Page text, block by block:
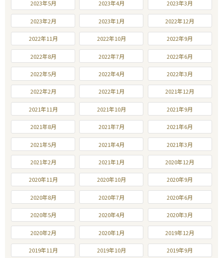
2023年5月 2023年4月 2023年3月
2023年2月 2023年1月 2022年12月
2022年11月 2022年10月 2022年9月
2022年8月 2022年7月 2022年6月
2022年5月 2022年4月 2022年3月
2022年2月 2022年1月 2021年12月
2021年11月 2021年10月 2021年9月
2021年8月 2021年7月 2021年6月
2021年5月 2021年4月 2021年3月
2021年2月 2021年1月 2020年12月
2020年11月 2020年10月 2020年9月
2020年8月 2020年7月 2020年6月
2020年5月 2020年4月 2020年3月
2020年2月 2020年1月 2019年12月
2019年11月 2019年10月 2019年9月